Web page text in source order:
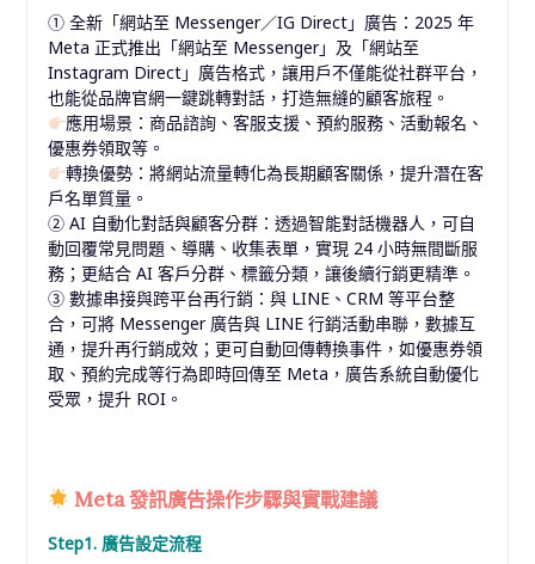
① 全新「網站至 Messenger／IG Direct」廣告：2025 年
Meta 正式推出「網站至 Messenger」及「網站至
Instagram Direct」廣告格式，讓用戶不僅能從社群平台，
也能從品牌官網一鍵跳轉對話，打造無縫的顧客旅程。
應用場景：商品諮詢、客服支援、預約服務、活動報名、
優惠券領取等。
轉換優勢：將網站流量轉化為長期顧客關係，提升潛在客
戶名單質量。
② AI 自動化對話與顧客分群：透過智能對話機器人，可自
動回覆常見問題、導購、收集表單，實現 24 小時無間斷服
務；更結合 AI 客戶分群、標籤分類，讓後續行銷更精準。
③ 數據串接與跨平台再行銷：與 LINE、CRM 等平台整
合，可將 Messenger 廣告與 LINE 行銷活動串聯，數據互
通，提升再行銷成效；更可自動回傳轉換事件，如優惠券領
取、預約完成等行為即時回傳至 Meta，廣告系統自動優化
受眾，提升 ROI。
Meta 發訊廣告操作步驟與實戰建議
Step1. 廣告設定流程